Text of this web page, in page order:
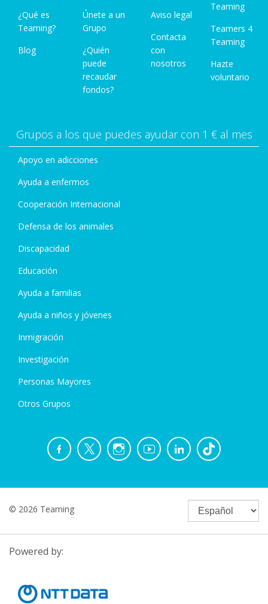
¿Qué es
Teaming?
Blog
Únete a un
Grupo
¿Quién
puede
recaudar
fondos?
Aviso legal
Contacta
con
nosotros
Teaming
Teamers 4
Teaming
Hazte
voluntario
Grupos a los que puedes ayudar con 1 € al mes
Apoyo en adicciones
Ayuda a enfermos
Cooperación Internacional
Defensa de los animales
Discapacidad
Educación
Ayuda a familias
Ayuda a niños y jóvenes
Inmigración
Investigación
Personas Mayores
Otros Grupos
© 2026 Teaming
Powered by: